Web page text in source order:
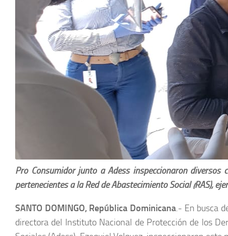
Pro Consumidor junto a Adess inspeccionaron
pertenecientes a la Red de Abastecimiento Social (RAS),
SANTO DOMINGO, República Dominicana.- En busca
directora del Instituto Nacional de Protección de los